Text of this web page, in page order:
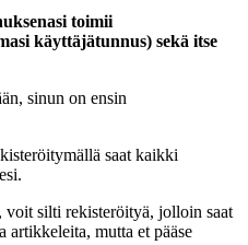
toimii
käyttäjätunnus) sekä itse
sinun on ensin
saat kaikki
voit silti rekisteröityä, jolloin saat
mutta et pääse